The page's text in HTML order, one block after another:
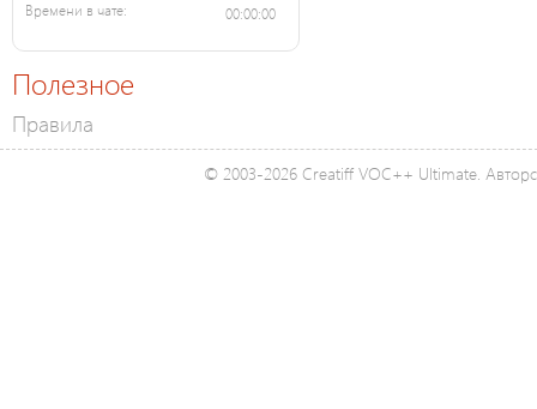
Времени в чате: 00:00:00
Полезное
Правила
© 2003-2026 Creatiff VOC++ Ultimate.